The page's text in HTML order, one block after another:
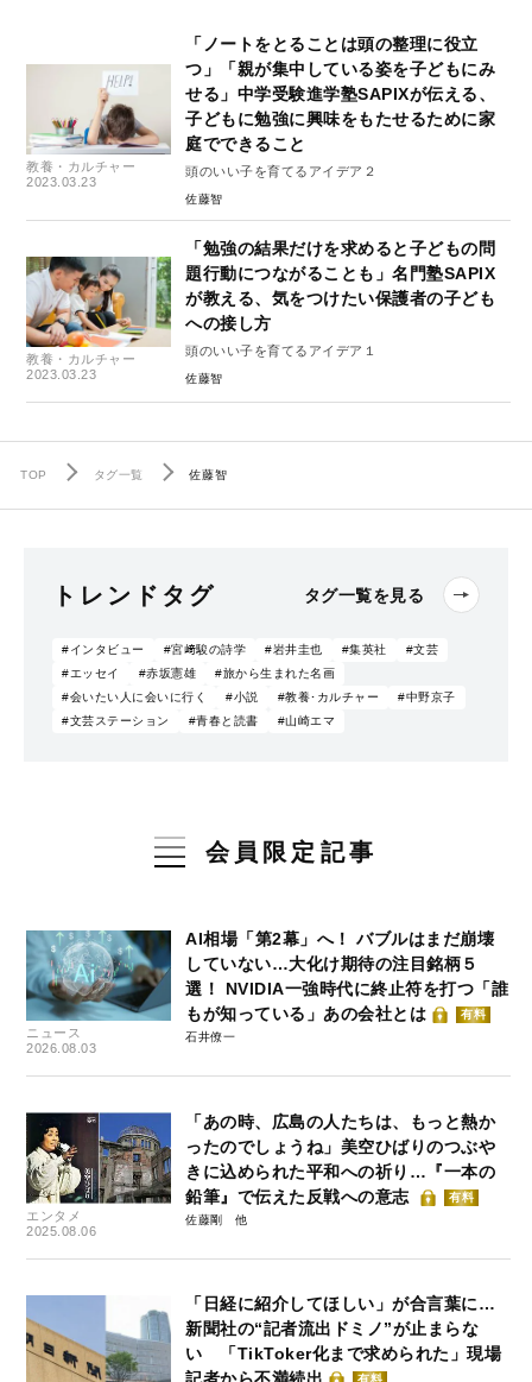
教養・カルチャー
2023.03.23
「ノートをとることは頭の整理に役立
つ」「親が集中している姿を子どもにみ
せる」中学受験進学塾SAPIXが伝える、
子どもに勉強に興味をもたせるために家
庭でできること
頭のいい子を育てるアイデア２
佐藤智
教養・カルチャー
2023.03.23
「勉強の結果だけを求めると子どもの問
題行動につながることも」名門塾SAPIX
が教える、気をつけたい保護者の子ども
への接し方
頭のいい子を育てるアイデア１
佐藤智
TOP タグ一覧 佐藤智
トレンドタグ タグ一覧を見る
#インタビュー #宮﨑駿の詩学 #岩井圭也 #集英社
#文芸
#エッセイ
#赤坂憲雄
#旅から生まれた名画
#会いたい人に会いに行く
#小説 #教養･カルチャー
#中野京子
#文芸ステーション
#青春と読書 #山崎エマ
会員限定記事
ニュース
2026.08.03
AI相場「第2幕」へ！ バブルはまだ崩壊
していない…大化け期待の注目銘柄５
選！ NVIDIA一強時代に終止符を打つ「誰
もが知っている」あの会社とは
有料
石井僚一
エンタメ
2025.08.06
「あの時、広島の人たちは、もっと熱か
ったのでしょうね」美空ひばりのつぶや
きに込められた平和への祈り…『一本の
鉛筆』で伝えた反戦への意志
有料
佐藤剛
「日経に紹介してほしい」が合言葉に…
新聞社の“記者流出ドミノ”が止まらな
い 「TikToker化まで求められた」現場